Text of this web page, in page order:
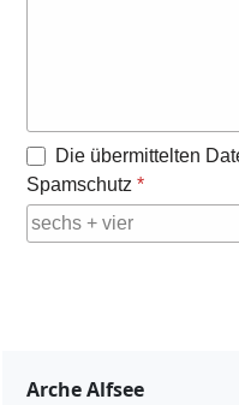
Die übermittelten
Spamschutz *
Arche Alfsee